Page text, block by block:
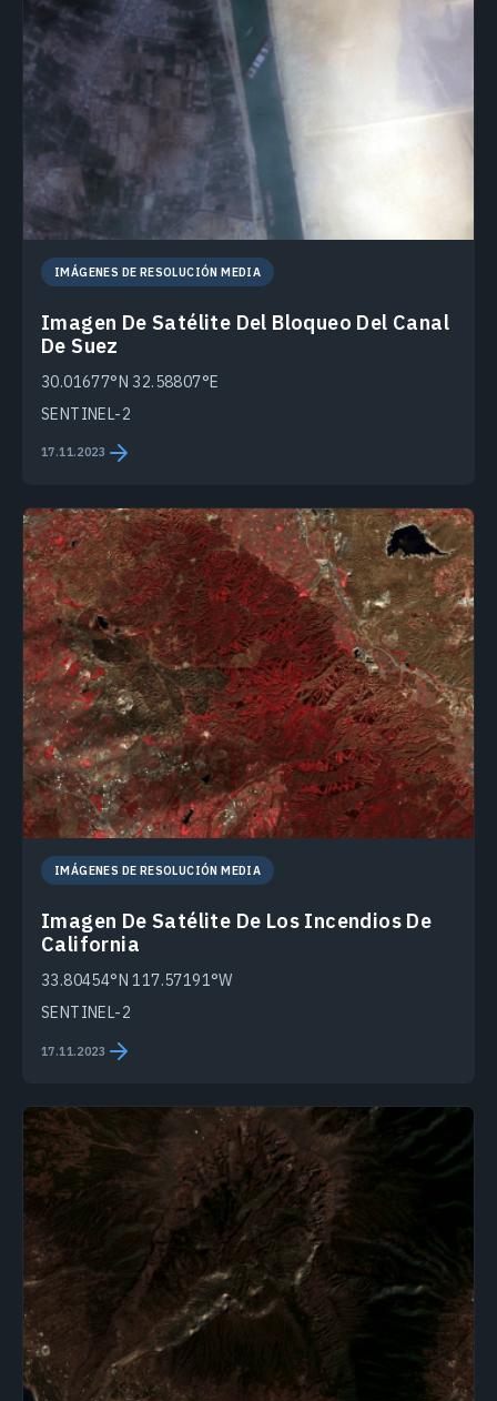
IMÁGENES DE RESOLUCIÓN MEDIA
Imagen De Satélite Del Bloqueo Del Canal
De Suez
30.01677°N 32.58807°E
SENTINEL-2
17.11.2023
IMÁGENES DE RESOLUCIÓN MEDIA
Imagen De Satélite De Los Incendios De
California
33.80454°N 117.57191°W
SENTINEL-2
17.11.2023